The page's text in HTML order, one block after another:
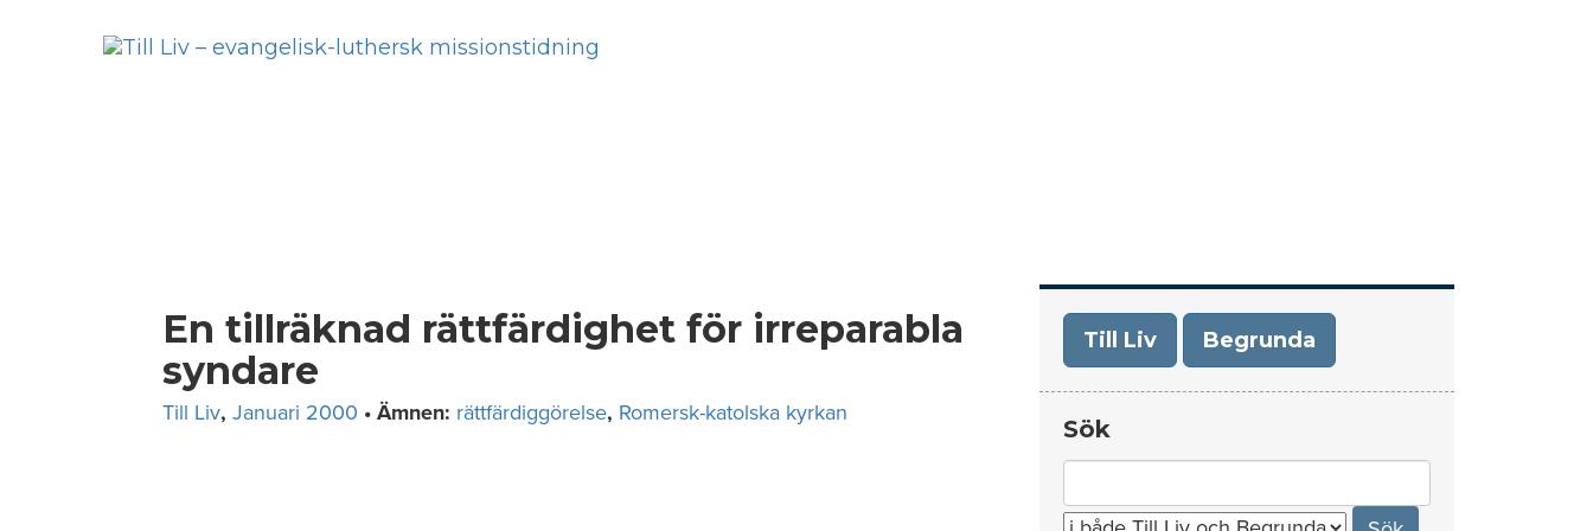
En tillräknad rättfärdighet för irreparabla
syndare
Till Liv, Januari 2000 • Ämnen: rättfärdiggörelse, Romersk-katolska kyrkan
Till Liv Begrunda
Sök
for: